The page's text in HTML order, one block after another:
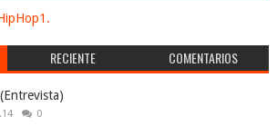
RECIENTE COMENTARIOS
0